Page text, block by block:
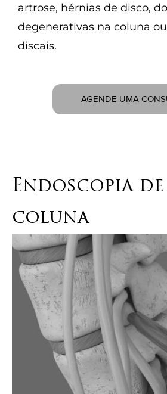
artrose, hérnias de disco,
degenerativas na coluna
discais.
AGENDE UMA
Endoscopia de
coluna